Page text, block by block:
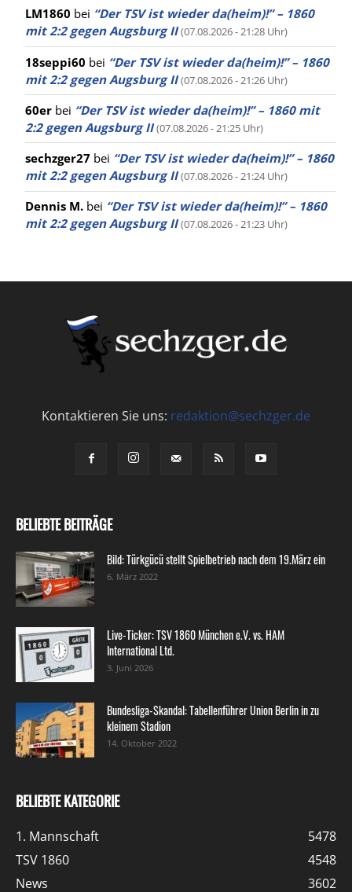
LM1860 bei “Der TSV ist wieder da(heim)!” – 1860
mit 2:2 gegen Augsburg II (07.08.2026 - 21:28 Uhr)
18seppi60 bei “Der TSV ist wieder da(heim)!” – 1860
mit 2:2 gegen Augsburg II (07.08.2026 - 21:26 Uhr)
60er bei “Der TSV ist wieder da(heim)!” – 1860 mit
2:2 gegen Augsburg II (07.08.2026 - 21:25 Uhr)
sechzger27 bei “Der TSV ist wieder da(heim)!” – 1860
mit 2:2 gegen Augsburg II (07.08.2026 - 21:24 Uhr)
Dennis M. bei “Der TSV ist wieder da(heim)!” – 1860
mit 2:2 gegen Augsburg II (07.08.2026 - 21:23 Uhr)
Kontaktieren Sie uns: redaktion@sechzger.de
BELIEBTE BEITRÄGE
Bild: Türkgücü stellt Spielbetrieb nach dem 19.März ein
6. März 2022
Live-Ticker: TSV 1860 München e.V. vs. HAM
International Ltd.
3. Juni 2026
Bundesliga-Skandal: Tabellenführer Union Berlin in zu
kleinem Stadion
14. Oktober 2022
BELIEBTE KATEGORIE
1. Mannschaft
5478
TSV 1860
4548
News
3602